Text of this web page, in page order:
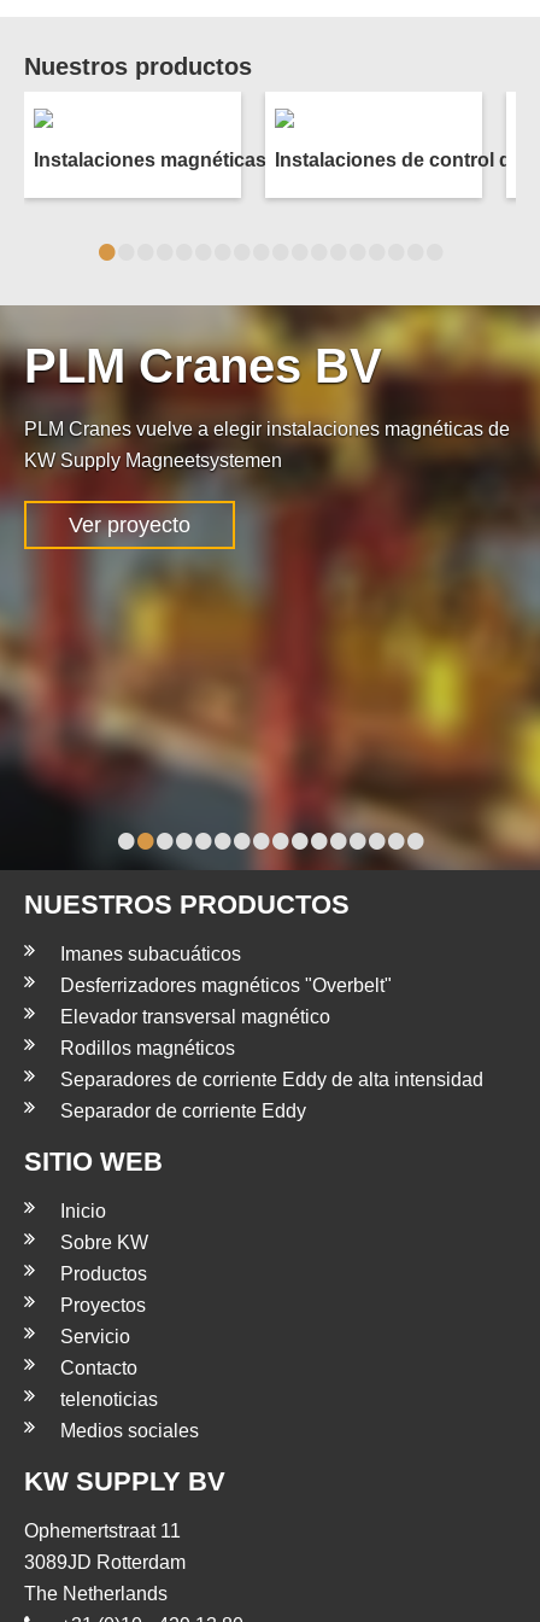
Nuestros productos
Instalaciones magnéticas Instalaciones de control de
•
••••••••••••••••
PLM Cranes BV
PLM Cranes vuelve a elegir instalaciones magnéticas de
KW Supply Magneetsystemen
Ver proyecto
NUESTROS PRODUCTOS
Imanes subacuáticos
Desferrizadores magnéticos "Overbelt"
Elevador transversal magnético
Rodillos magnéticos
Separadores de corriente Eddy de alta intensidad
Separador de corriente Eddy
SITIO WEB
Inicio
Sobre KW
Productos
Proyectos
Servicio
Contacto
telenoticias
Medios sociales
KW SUPPLY BV
Ophemertstraat 11
3089JD Rotterdam
The Netherlands